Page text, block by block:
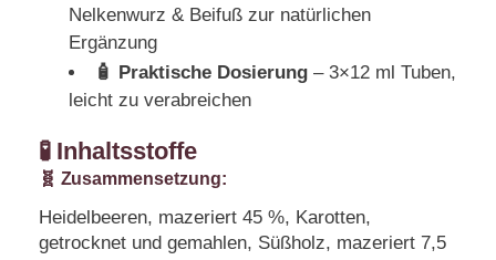
Nelkenwurz & Beifuß zur natürlichen
Ergänzung
🧴 Praktische Dosierung– 3×12 ml Tuben,
leicht zu verabreichen
🧪 Inhaltsstoffe
🧬 Zusammensetzung:
Heidelbeeren, mazeriert 45 %, Karotten,
getrocknet und gemahlen, Süßholz, mazeriert 7,5